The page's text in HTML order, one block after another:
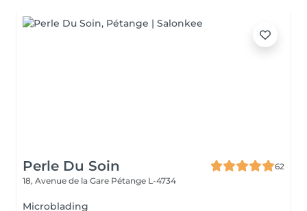
Perle Du Soin
62
18, Avenue de la Gare Pétange L-4734
Microblading